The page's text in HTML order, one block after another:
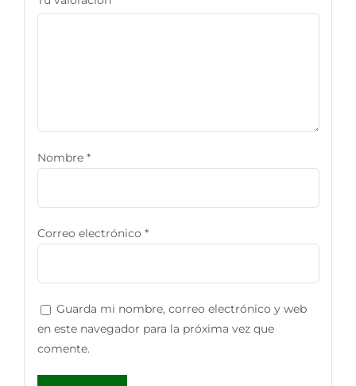
Nombre *
Correo electrónico *
Guarda mi nombre, correo electrónico y web
en este navegador para la próxima vez que
comente.